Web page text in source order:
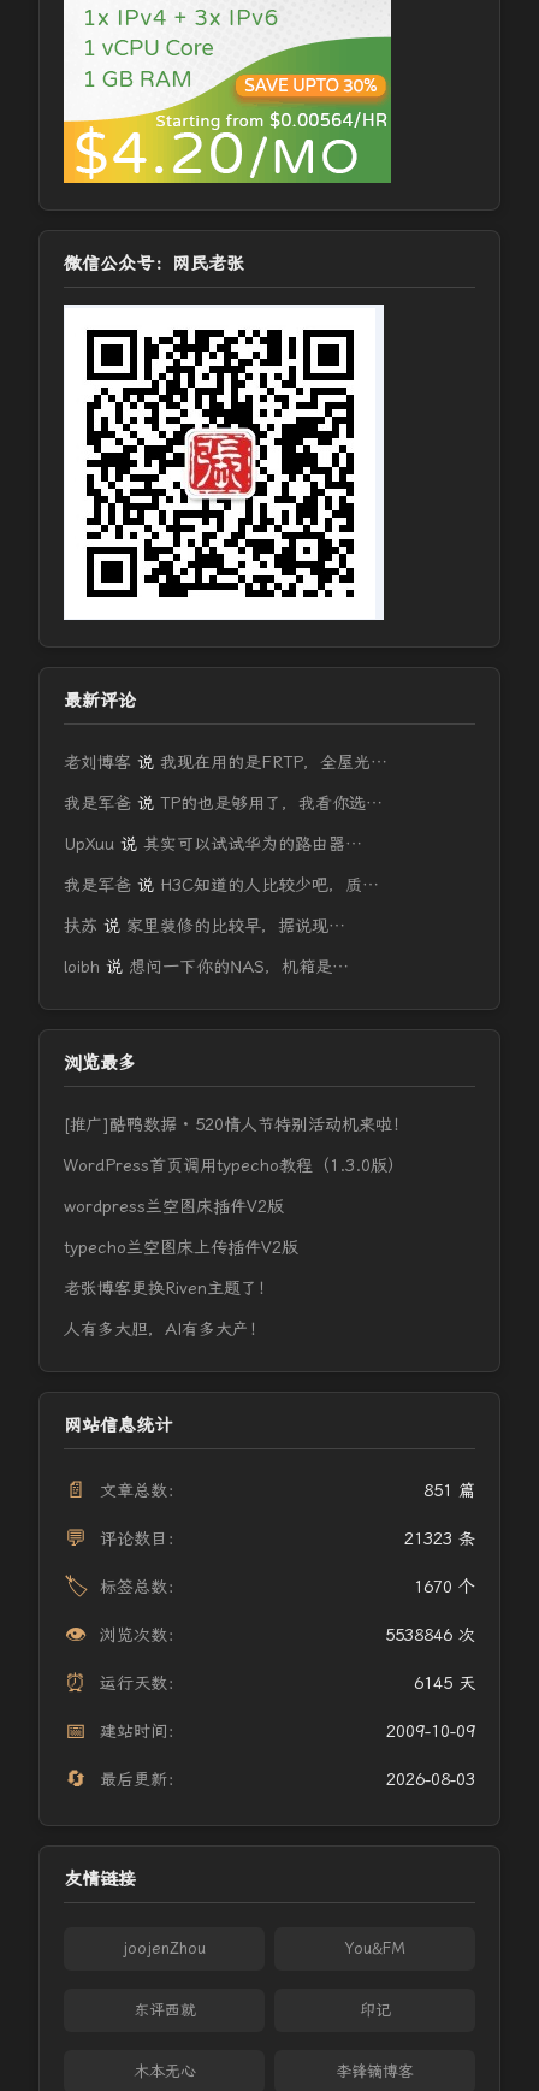
微信公众号：网民老张
最新评论
老刘博客 说 我现在用的是FRTP，全屋光…
我是军爸 说 TP的也是够用了，我看你选…
UpXuu 说 其实可以试试华为的路由器…
我是军爸 说 H3C知道的人比较少吧，质…
扶苏 说 家里装修的比较早，据说现…
loibh 说 想问一下你的NAS，机箱是…
浏览最多
[推广]酷鸭数据 · 520情人节特别活动机来啦！
WordPress首页调用typecho教程（1.3.0版）
wordpress兰空图床插件V2版
typecho兰空图床上传插件V2版
老张博客更换Riven主题了！
人有多大胆，AI有多大产！
网站信息统计
📄 文章总数： 851 篇
💬 评论数目： 21323 条
🏷️ 标签总数： 1670 个
👁️ 浏览次数： 5538846 次
⏰ 运行天数： 6145 天
📅 建站时间： 2009-10-09
🔄 最后更新： 2026-08-03
友情链接
joojenZhou You&FM
东评西就 印记
木本无心 李锋镝博客